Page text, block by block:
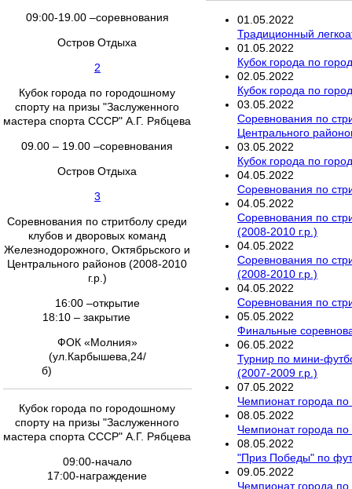
09:00-19.00 –соревнования
Остров Отдыха
2
Кубок города по городошному
спорту на призы "Заслуженного
мастера спорта СССР" А.Г. Рябцева
09.00 – 19.00 –соревнования
Остров Отдыха
3
Соревнования по стритболу среди
клубов и дворовых команд
Железнодорожного, Октябрьского и
Центрального районов (2008-2010
г.р.)
16:00 –открытие
18:10 – закрытие
ФОК «Молния»
(ул.Карбышева,24/
б)
Кубок города по городошному
спорту на призы "Заслуженного
мастера спорта СССР" А.Г. Рябцева
09:00-начало
17:00-награждение
01 05 2022
Традиционный
01 05 2022
Кубок города по
02 05 2022
Кубок города по
03 05 2022
Соревнования по
Центрального
03 05 2022
Кубок города по
04 05 2022
Соревнования по
04 05 2022
Соревнования по
(2008-2010 г.р.)
04 05 2022
Соревнования по
(2008-2010 г.р.)
04 05 2022
Соревнования по
05 05 2022
Финальные
06 05 2022
Турнир по мини-
(2007-2009 г.р.)
07 05 2022
Чемпионат города по
08 05 2022
Чемпионат города по
08 05 2022
"Приз Победы" по
09 05 2022
Чемпионат города по